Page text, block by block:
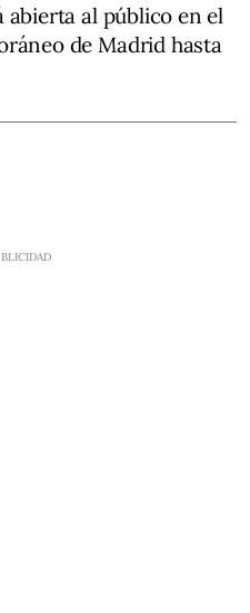
abierta al público en el
de Madrid hasta